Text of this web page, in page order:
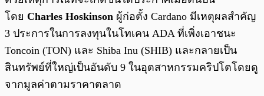
โดย Charles Hoskinson ผู้ก่อตั้ง Cardano มีเหตุผลสำคัญ
3 ประการในการลงทุนในโทเคน ADA ที่เพิ่งเอาชนะ
Toncoin (TON) และ Shiba Inu (SHIB) และกลายเป็น
สินทรัพย์ที่ใหญ่เป็นอันดับ 9 ในอุตสาหกรรมคริปโตโดยดู
จากมูลค่าตามราคาตลาด